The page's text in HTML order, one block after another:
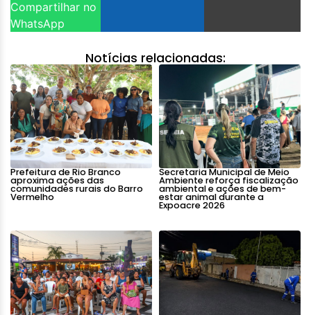
Compartilhar no
WhatsApp
Notícias relacionadas:
Prefeitura de Rio Branco
aproxima ações das
comunidades rurais do Barro
Vermelho
Secretaria Municipal de Meio
Ambiente reforça fiscalização
ambiental e ações de bem-
estar animal durante a
Expoacre 2026